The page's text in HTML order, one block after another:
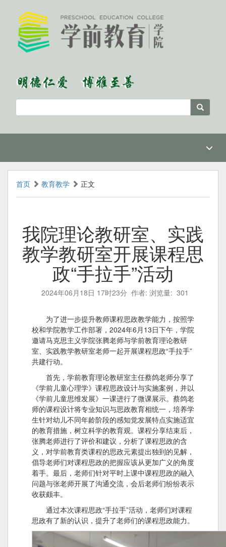
首页 教育教学 正文
我院理论教研室、实践
教学教研室开展课程思
政“手拉手”活动
2024年06月18日 17时23分 作者: 浏览量: 301
为了进一步提升教师课程思政教学能力，按照学
校和学院教学工作部署，2024年6月13日下午，学院
邀请马克思主义学院张腾老师与学前教育理论教研
室、实践教学教研室老师一起开展课程思政“手拉手”
共建行动。
首先，学前教育理论教研室主任蔡鸽老师分享了
《学前儿童心理学》课程思政设计与实施案例，并以
《学前儿童思维发展》一课进行了微课展示。蔡鸽老
师的课程设计将专业知识与思政教育相统一，培养学
生针对幼儿不同年龄阶段的感知觉发展特点实施适宜
的教育措施，树立科学的教育观。课程分享结束后，
张腾老师进行了评价和建议，分析了课程思政的含
义，对学前教育类课程的思政元素提出独到的见解，
倡导老师们对课程思政的把握应该从更加广义的角度
着手。最后，老师们针对平时上课中课程思政的融入
问题与张老师开展了沟通交流，会后老师们纷纷表示
收获颇丰。
通过本次课程思政“手拉手”活动，老师们对课程
思政有了新的认识，提升了老师们的课程思政能力。